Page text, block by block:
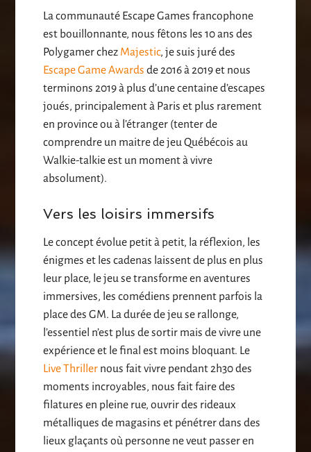
La communauté Escape Games francophone
est bouillonnante, nous fêtons les 10 ans des
Polygamer chez Majestic, je suis juré des
Escape Game Awards de 2016 à 2019 et nous
terminons 2019 à plus d’une centaine d’escapes
joués, principalement à Paris et plus rarement
en province ou à l’étranger (tenter de
comprendre un maitre de jeu Québécois au
Walkie-talkie est un moment à vivre
absolument).
Vers les loisirs immersifs
Le concept évolue petit à petit, la réflexion, les
énigmes et les cadenas laissent de plus en plus
leur place, le jeu se transforme en aventures
immersives, les comédiens prennent parfois la
place des GM. La durée de jeu se rallonge,
l’essentiel n’est plus de sortir mais de vivre une
expérience et le final est moins bloquant. Le
Live Thriller nous fait vivre pendant 2h30 des
moments incroyables, nous fait faire des
filatures en pleine rue, ouvrir des rideaux
métalliques de magasins et pénétrer dans des
lieux glaçants où personne ne veut passer en